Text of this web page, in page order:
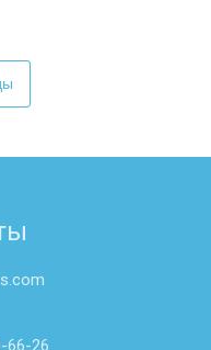
решения в
66-26